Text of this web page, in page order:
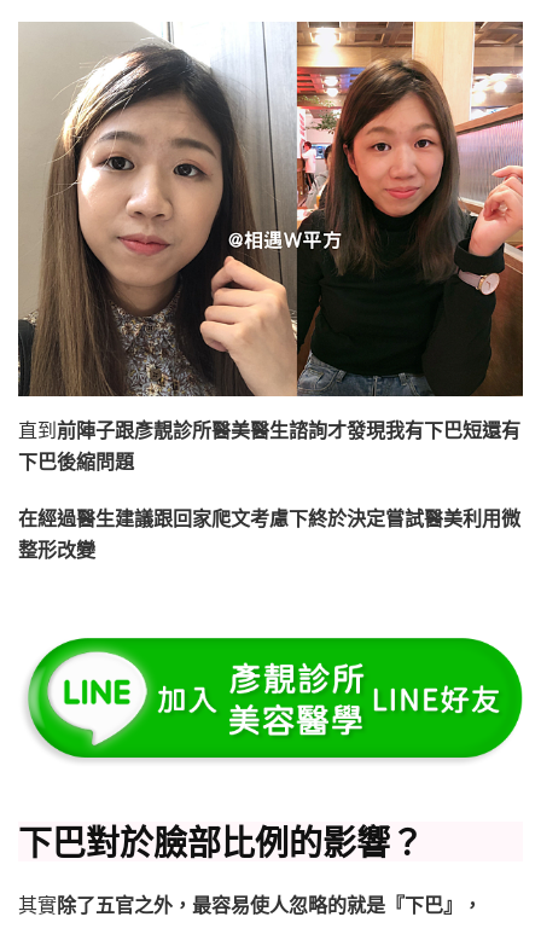
直到前陣子跟彥靚診所醫美醫生諮詢才發現我有下巴短還有
下巴後縮問題
在經過醫生建議跟回家爬文考慮下終於決定嘗試醫美利用微
整形改變
下巴對於臉部比例的影響？
其實除了五官之外，最容易使人忽略的就是『下巴』，